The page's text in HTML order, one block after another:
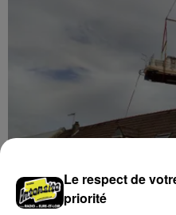
🔊 Une pénichette
Les riverains de la
observer un drôle
Le respect de
priorité